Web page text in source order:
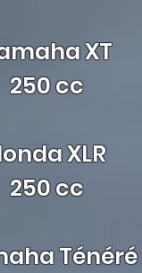
XT
250 cc
XLR
250 cc
Ténéré